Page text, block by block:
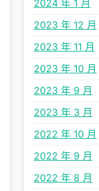
2024 年 1 月
2023 年 12 月
2023 年 11 月
2023 年 10 月
2023 年 9 月
2023 年 3 月
2022 年 10 月
2022 年 9 月
2022 年 8 月